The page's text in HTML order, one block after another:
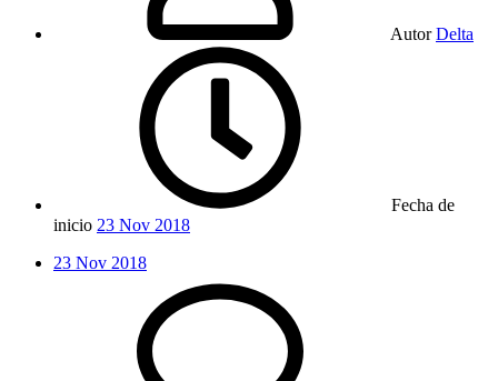
Autor Delta
Fecha de
inicio 23 Nov 2018
23 Nov 2018